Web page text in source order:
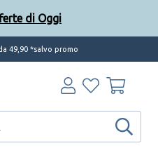
49,90 *salvo promo
di Oggi